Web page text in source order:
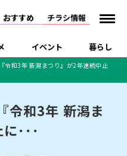
おすすめ チラシ情報
イベント 暮らし
下越
閉店
現地レポート
祭り・伝統行事
住宅メーカー・工務
店
インタビュー
ドラッグストア・ホーム
令和3年 新潟まつり』が2年連続中止
令和3年 新潟ま
･･･